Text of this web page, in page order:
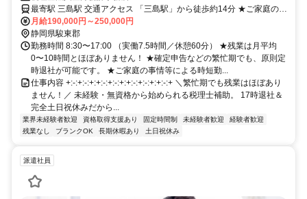
最寄駅 三島駅 交通アクセス 「三島駅」から徒歩約14分 ★ご家庭の都
合による 【在宅勤務（リモートワーク）】も相談可能です！
月給190,000円～250,000円
静岡県駿東郡
勤務時間 8:30〜17:00 （実働7.5時間／休憩60分） ★残業は月平均
0〜10時間とほぼありません！ ★確定申告などの繁忙期でも、原則定
時退社が可能です。 ★ご家庭の事情等による時短勤...
仕事内容 +:-:+:-:+:+:-:+:-:+:+:-:+:-:+:+:-:+ ＼繁忙期でも残業はほぼあり
ません！／ 未経験・無資格から始められる税理士補助。 17時退社＆
完全土日祝休みだから...
業界未経験者歓迎 資格取得支援あり 固定時間制 未経験者歓迎
経験者歓迎
残業なし
ブランクOK 長期休暇あり 土日祝休み
派遣社員